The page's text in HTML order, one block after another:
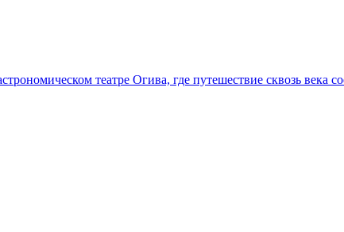
театре Огива, где путешествие сквозь века